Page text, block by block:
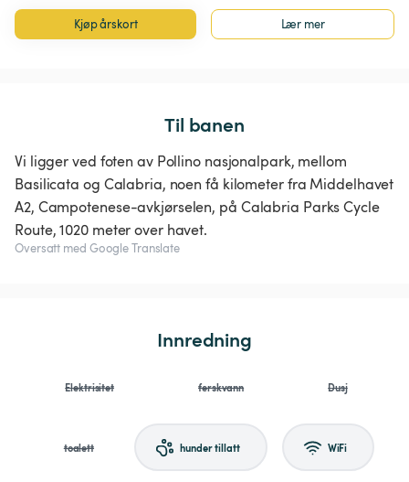
Kjøp årskort Lær mer
Til banen
Vi ligger ved foten av Pollino nasjonalpark, mellom
Basilicata og Calabria, noen få kilometer fra Middelhavet
A2, Campotenese-avkjørselen, på Calabria Parks Cycle
Route, 1020 meter over havet.
Oversatt med Google Translate
Innredning
Elektrisitet ferskvann Dusj
toalett hunder tillatt WiFi